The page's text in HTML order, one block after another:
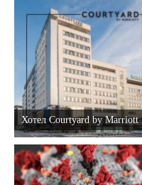
Хотел Courtyard by Marriott